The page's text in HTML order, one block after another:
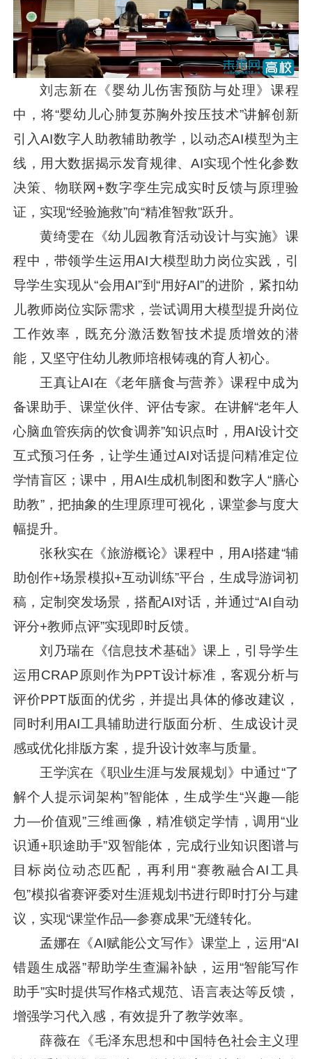
刘志新在《婴幼儿伤害预防与处理》课程
中，将“婴幼儿心肺复苏胸外按压技术”讲解创新
引入AI数字人助教辅助教学，以动态AI模型为主
线，用大数据揭示发育规律、AI实现个性化参数
决策、物联网+数字孪生完成实时反馈与原理验
证，实现“经验施救”向“精准智救”跃升。
黄绮雯在《幼儿园教育活动设计与实施》课
程中，带领学生运用AI大模型助力岗位实践，引
导学生实现从“会用AI”到“用好AI”的进阶，紧扣幼
儿教师岗位实际需求，尝试调用大模型提升岗位
工作效率，既充分激活数智技术提质增效的潜
能，又坚守住幼儿教师培根铸魂的育人初心。
王真让AI在《老年膳食与营养》课程中成为
备课助手、课堂伙伴、评估专家。在讲解“老年人
心脑血管疾病的饮食调养”知识点时，用AI设计交
互式预习任务，让学生通过AI对话提问精准定位
学情盲区；课中，用AI生成机制图和数字人“膳心
助教”，把抽象的生理原理可视化，课堂参与度大
幅提升。
张秋实在《旅游概论》课程中，用AI搭建“辅
助创作+场景模拟+互动训练”平台，生成导游词初
稿，定制突发场景，搭配AI对话，并通过“AI自动
评分+教师点评”实现即时反馈。
刘乃瑞在《信息技术基础》课上，引导学生
运用CRAP原则作为PPT设计标准，客观分析与
评价PPT版面的优劣，并提出具体的修改建议，
同时利用AI工具辅助进行版面分析、生成设计灵
感或优化排版方案，提升设计效率与质量。
王学滨在《职业生涯与发展规划》中通过“了
解个人提示词架构”智能体，生成学生“兴趣—能
力—价值观”三维画像，精准锁定学情，调用“业
识通+职途助手”双智能体，完成行业知识图谱与
目标岗位动态匹配，再利用“赛教融合AI工具
包”模拟省赛评委对生涯规划书进行即时打分与建
议，实现“课堂作品—参赛成果”无缝转化。
孟娜在《AI赋能公文写作》课堂上，运用“AI
错题生成器”帮助学生查漏补缺，运用“智能写作
助手”实时提供写作格式规范、语言表达等反馈，
增强学习代入感，有效提升了教学效率。
薛薇在《毛泽东思想和中国特色社会主义理